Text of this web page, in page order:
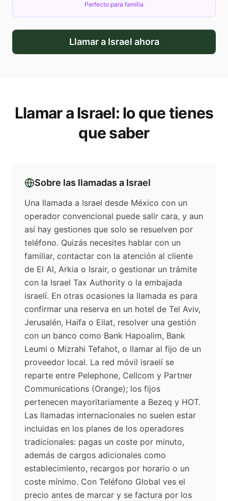
Perfecto para familia
Llamar a Israel ahora
Llamar aIsrael: lo que tienes
que saber
Sobre las llamadas a Israel
Una llamada a Israel desde México con un
operador convencional puede salir cara, y aun
así hay gestiones que solo se resuelven por
teléfono. Quizás necesites hablar con un
familiar, contactar con la atención al cliente
de El Al, Arkia o Israir, o gestionar un trámite
con la Israel Tax Authority o la embajada
israelí. En otras ocasiones la llamada es para
confirmar una reserva en un hotel de Tel Aviv,
Jerusalén, Haifa o Eilat, resolver una gestión
con un banco como Bank Hapoalim, Bank
Leumi o Mizrahi Tefahot, o llamar al fijo de un
proveedor local. La red móvil israelí se
reparte entre Pelephone, Cellcom y Partner
Communications (Orange); los fijos
pertenecen mayoritariamente a Bezeq y HOT.
Las llamadas internacionales no suelen estar
incluidas en los planes de los operadores
tradicionales: pagas un coste por minuto,
además de cargos adicionales como
establecimiento, recargos por horario o un
coste mínimo. Con Teléfono Global ves el
precio antes de marcar y se factura por los